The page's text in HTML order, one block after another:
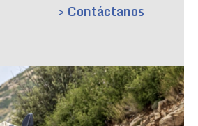
> Contáctanos